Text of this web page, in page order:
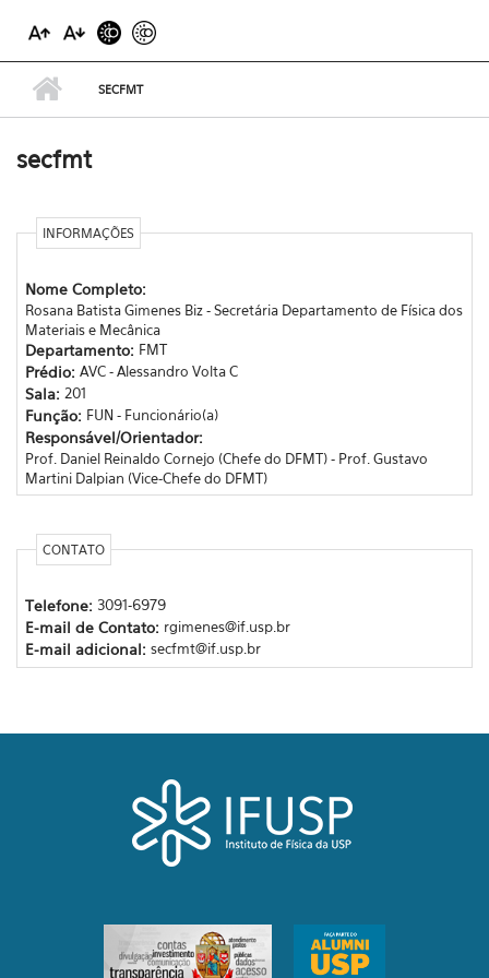
SECFMT
secfmt
INFORMAÇÕES
Nome Completo:
Rosana Batista Gimenes Biz - Secretária Departamento de Física dos
Materiais e Mecânica
Departamento: FMT
Prédio: AVC - Alessandro Volta C
Sala: 201
Função: FUN - Funcionário(a)
Responsável/Orientador:
Prof. Daniel Reinaldo Cornejo (Chefe do DFMT) - Prof. Gustavo
Martini Dalpian (Vice-Chefe do DFMT)
CONTATO
Telefone: 3091-6979
E-mail de Contato: rgimenes@if.usp.br
E-mail adicional: secfmt@if.usp.br